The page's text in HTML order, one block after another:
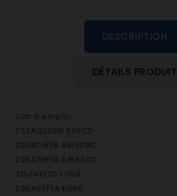
DESCRIPTION
DÉTAILS PRODUIT
Cas d'emploi :
233AQEDDB 565CD
233ATHFFB AIR609C
235ATHFFB AIR640C
213AVEFFD EG58
235AVEFFA EG66